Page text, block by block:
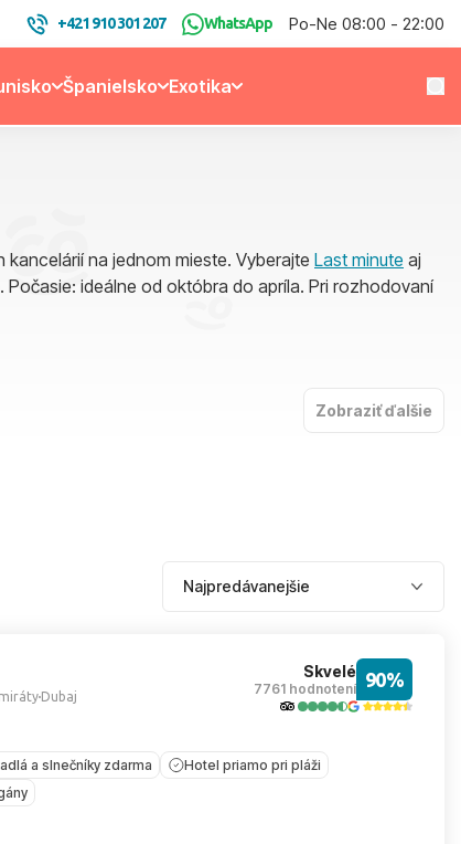
+421 910 301 207 WhatsApp Po-Ne 08:00 - 22:00
Španielsko Exotika
na jednom mieste. Vyberajte Last minute aj
ideálne od októbra do apríla. Pri rozhodovaní
Zobraziť ďalšie
Dubaj
Skvelé
7761 hodnotení 90%
a slnečníky zdarma
Hotel priamo pri pláži